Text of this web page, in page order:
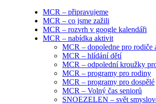
MCR – připravujeme
MCR – co jsme zažili
MCR – rozvrh v google kalendáři
MCR – nabídka aktivit
MCR – dopoledne pro rodiče
MCR – hlídání dětí
MCR – odpolední kroužky
MCR – programy pro rodiny
MCR – programy pro dospělé
MCR – Volný čas seniorů
SNOEZELEN – svět